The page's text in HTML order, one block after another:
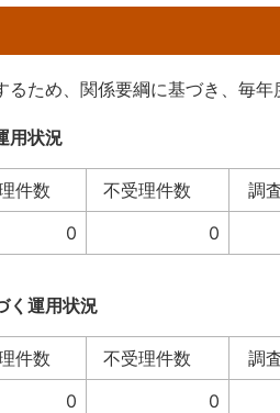
ため、関係要綱に基づき、毎年
用状況
件数 不受理件数 調
0 0
く運用状況
件数 不受理件数 調
0 0